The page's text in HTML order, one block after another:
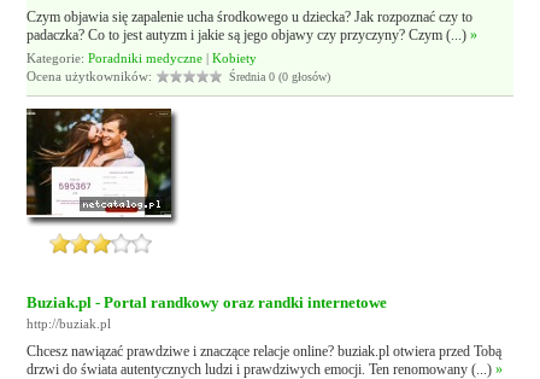
Czym objawia się zapalenie ucha środkowego u dziecka? Jak rozpoznać czy to
padaczka? Co to jest autyzm i jakie są jego objawy czy przyczyny? Czym (...)»
Kategorie:Poradniki medyczne |Kobiety
Ocena użytkowników:
Średnia 0 (0 głosów)
Buziak.pl - Portal randkowy oraz randki internetowe
http://buziak.pl
Chcesz nawiązać prawdziwe i znaczące relacje online? buziak.pl otwiera przed Tobą
drzwi do świata autentycznych ludzi i prawdziwych emocji. Ten renomowany (...)»